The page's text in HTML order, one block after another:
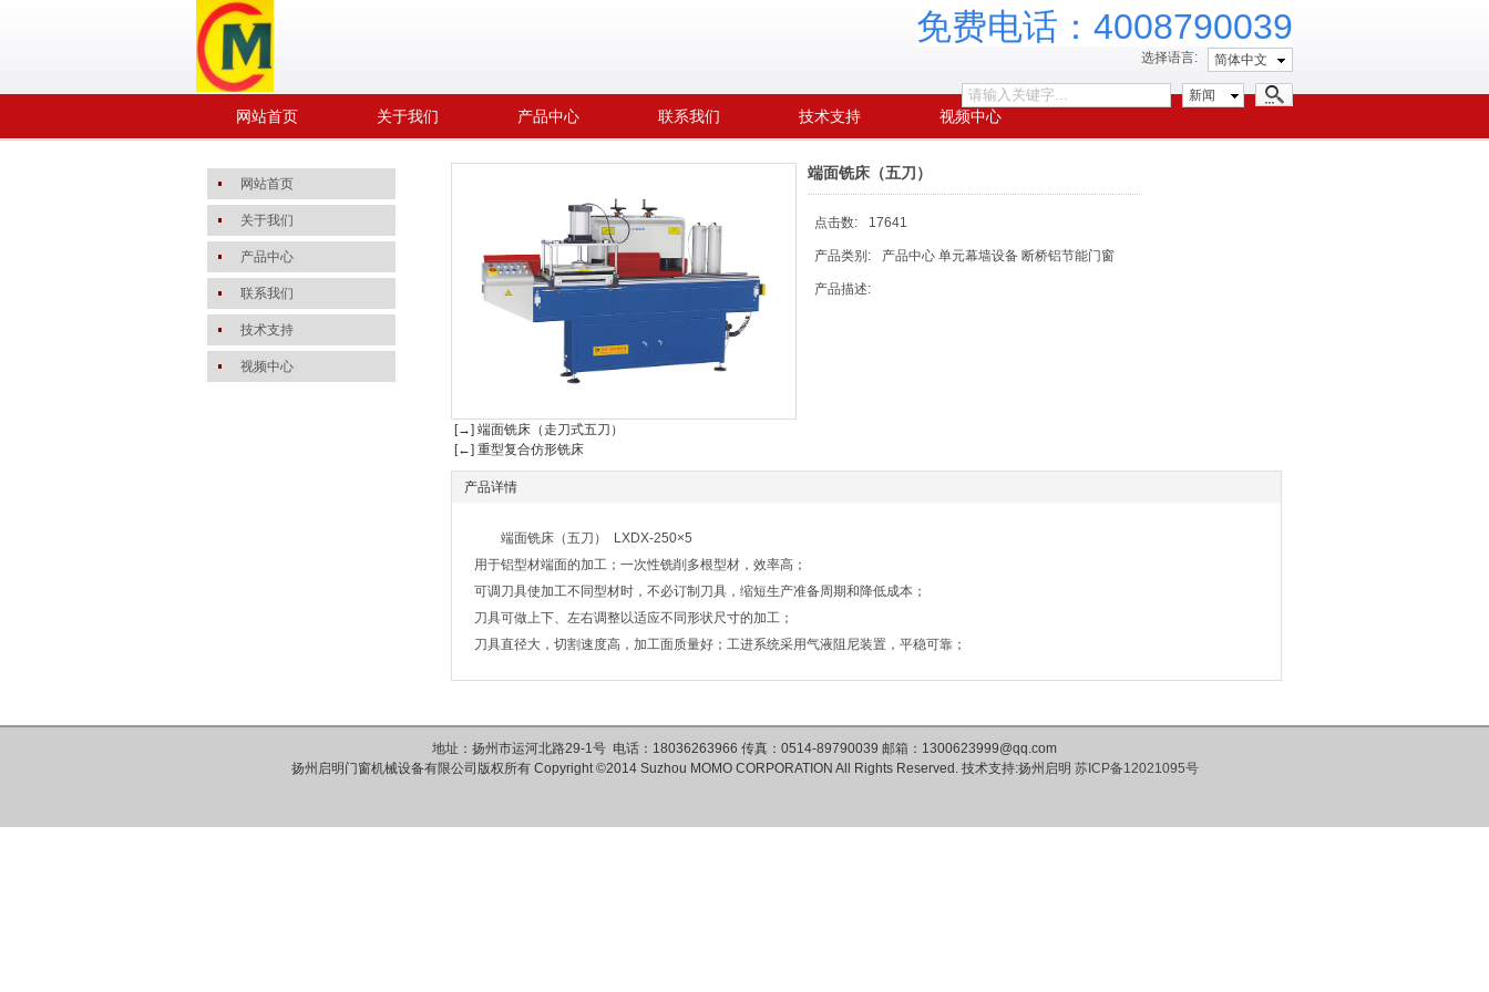
免费电话：4008790039
选择语言: 简体中文
新闻
网站首页 关于我们 产品中心 联系我们 技术支持 视频中心
网站首页
关于我们
产品中心
联系我们
技术支持
视频中心
端面铣床（五刀）
点击数: 17641
产品类别: 产品中心 单元幕墙设备 断桥铝节能门窗
产品描述:
[→] 端面铣床（走刀式五刀）
[←] 重型复合仿形铣床
产品详情
端面铣床（五刀） LXDX-250×5
用于铝型材端面的加工；一次性铣削多根型材，效率高；
可调刀具使加工不同型材时，不必订制刀具，缩短生产准备周期和降低成本；
刀具可做上下、左右调整以适应不同形状尺寸的加工；
刀具直径大，切割速度高，加工面质量好；工进系统采用气液阻尼装置，平稳可靠；
地址：扬州市运河北路29-1号 电话：18036263966 传真：0514-89790039 邮箱：1300623999@qq.com
扬州启明门窗机械设备有限公司版权所有 Copyright ©2014 Suzhou MOMO CORPORATION All Rights Reserved.技术支持:扬州启明 苏ICP备12021095号